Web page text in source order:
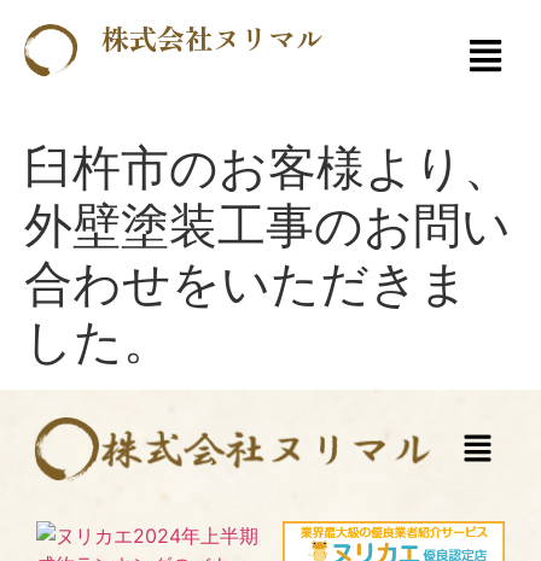
株式会社ヌリマル
臼杵市のお客様より、
外壁塗装工事のお問い
合わせをいただきま
した。